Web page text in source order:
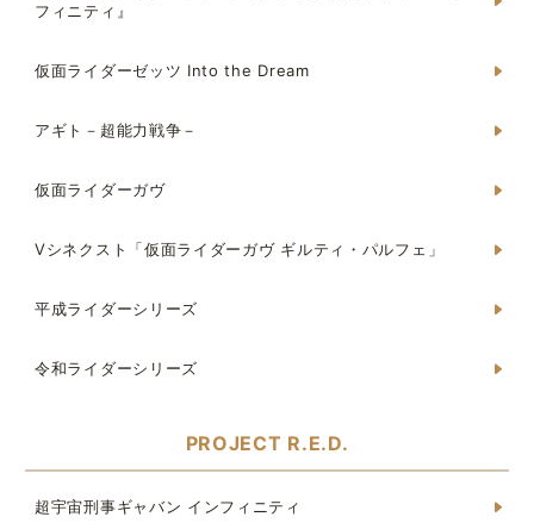
フィニティ』
仮面ライダーゼッツ Into the Dream
アギト－超能力戦争－
仮面ライダーガヴ
Vシネクスト「仮面ライダーガヴ ギルティ・パルフェ」
平成ライダーシリーズ
令和ライダーシリーズ
PROJECT R.E.D.
超宇宙刑事ギャバン インフィニティ